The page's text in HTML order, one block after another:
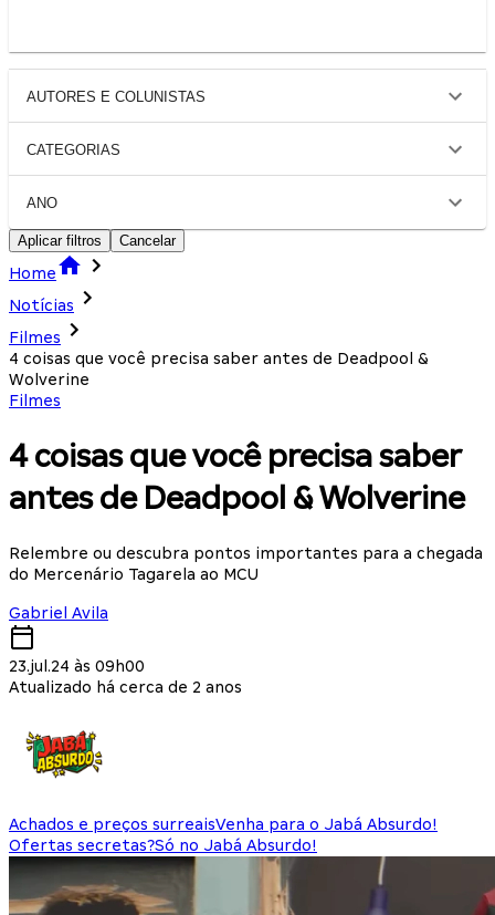
AUTORES E COLUNISTAS
CATEGORIAS
ANO
Aplicar filtros Cancelar
Home
Notícias
Filmes
4 coisas que você precisa saber antes de Deadpool &
Wolverine
Filmes
4 coisas que você precisa saber
antes de Deadpool & Wolverine
Relembre ou descubra pontos importantes para a chegada
do Mercenário Tagarela ao MCU
Gabriel Avila
23.jul.24 às 09h00
Atualizado há cerca de 2 anos
Achados e preços surreaisVenha para o Jabá Absurdo!
Ofertas secretas?Só no Jabá Absurdo!